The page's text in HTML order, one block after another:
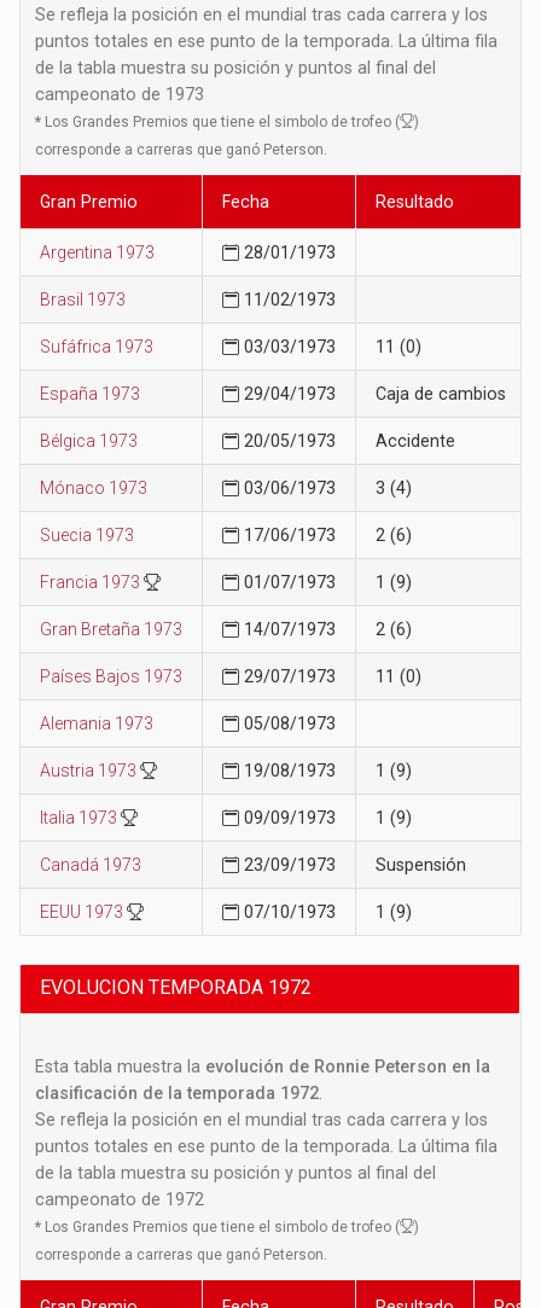
Se refleja la posición en el mundial tras cada carrera y los
puntos totales en ese punto de la temporada. La última fila
de la tabla muestra su posición y puntos al final del
campeonato de 1973
* Los Grandes Premios que tiene el simbolo de trofeo (
)
corresponde a carreras que ganó Peterson.
Gran Premio Fecha Resultado
Argentina 1973 28/01/1973
Brasil 1973 11/02/1973
Sufáfrica 1973 03/03/1973 11 (0)
España 1973 29/04/1973 Caja de cambios
Bélgica 1973 20/05/1973 Accidente
Mónaco 1973 03/06/1973 3 (4)
Suecia 1973 17/06/1973 2 (6)
Francia 1973 01/07/1973 1 (9)
Gran Bretaña 1973 14/07/1973 2 (6)
Países Bajos 1973 29/07/1973 11 (0)
Alemania 1973 05/08/1973
Austria 1973 19/08/1973 1 (9)
Italia 1973 09/09/1973 1 (9)
Canadá 1973 23/09/1973 Suspensión
EEUU 1973 07/10/1973 1 (9)
EVOLUCION TEMPORADA 1972
Esta tabla muestra la evolución de Ronnie Peterson en la
clasificación de la temporada 1972
Se refleja la posición en el mundial tras cada carrera y los
puntos totales en ese punto de la temporada. La última fila
de la tabla muestra su posición y puntos al final del
campeonato de 1972
* Los Grandes Premios que tiene el simbolo de trofeo (
)
corresponde a carreras que ganó Peterson.